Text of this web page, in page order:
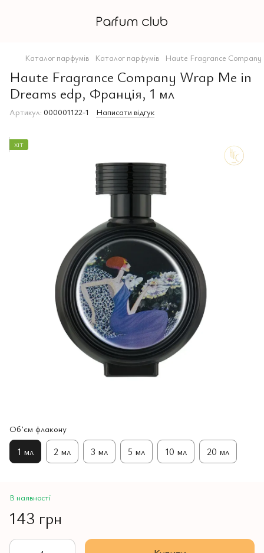
Каталог парфумів Каталог парфумів Haute Fragrance Company
Haute Fragrance Company Wrap Me in
Dreams edp, Франція, 1 мл
Артикул: 000001122-1 Написати відгук
ХІТ
Обʼєм флакону
1 мл 2 мл 3 мл 5 мл 10 мл 20 мл
В наявності
143 грн